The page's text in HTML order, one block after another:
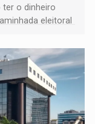
ter o dinheiro
eleitoral